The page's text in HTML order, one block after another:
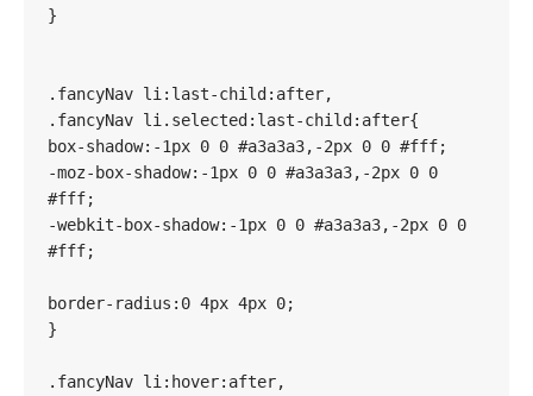
}
.fancyNav li:last-child:after,
.fancyNav li.selected:last-child:after{
box-shadow:-1px 0 0 #a3a3a3,-2px 0 0 #fff;
-moz-box-shadow:-1px 0 0 #a3a3a3,-2px 0 0
#fff;
-webkit-box-shadow:-1px 0 0 #a3a3a3,-2px 0 0
#fff;
border-radius:0 4px 4px 0;
}
.fancyNav li:hover:after,